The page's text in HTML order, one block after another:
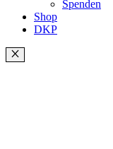
Spenden
Shop
DKP
Schließen